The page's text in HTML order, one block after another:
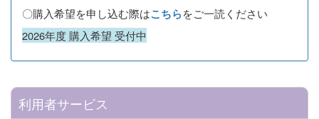
〇購入希望を申し込む際はこちらをご一読ください
2026年度 購入希望 受付中
利用者サービス